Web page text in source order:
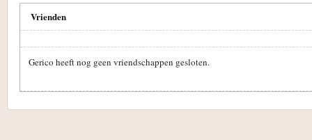
Vrienden
Gerico heeft nog geen vriendschappen gesloten.